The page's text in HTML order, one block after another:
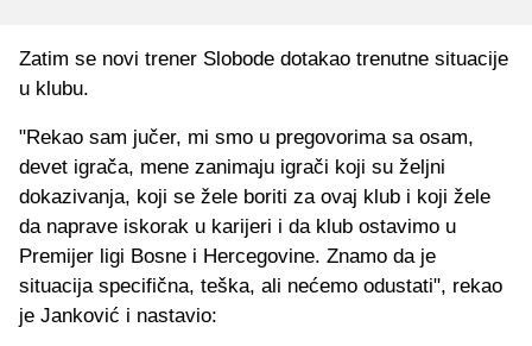
Zatim se novi trener Slobode dotakao trenutne situacije
u klubu.
"Rekao sam jučer, mi smo u pregovorima sa osam,
devet igrača, mene zanimaju igrači koji su željni
dokazivanja, koji se žele boriti za ovaj klub i koji žele
da naprave iskorak u karijeri i da klub ostavimo u
Premijer ligi Bosne i Hercegovine. Znamo da je
situacija specifična, teška, ali nećemo odustati", rekao
je Janković i nastavio: